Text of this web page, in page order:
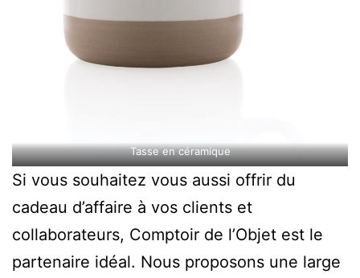
Tasse en céramique
Si vous souhaitez vous aussi offrir du
cadeau d’affaire à vos clients et
collaborateurs, Comptoir de l’Objet est le
partenaire idéal. Nous proposons une large